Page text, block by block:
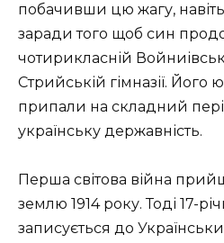
побачивши цю жагу,
заради того щоб син
чотирикласній
Стрийській гімназії. Його
припали на складний
українську державність.
Перша світова війна
землю 1914 року. Тоді 17-
записується до